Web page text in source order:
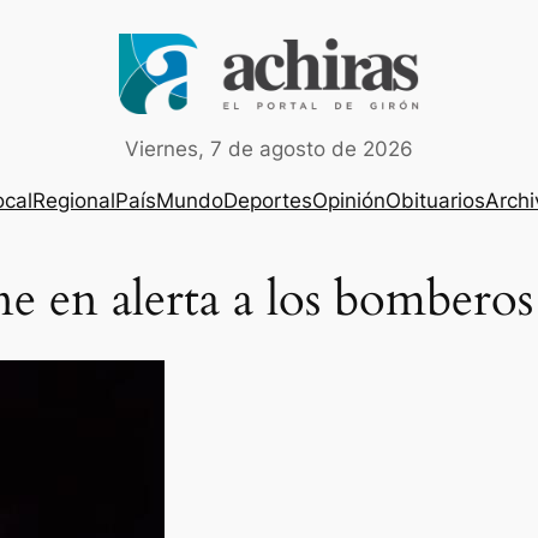
Viernes, 7 de agosto de 2026
RegionalPaísMundoDeportesOpiniónObituarios
en alerta a los bomberos